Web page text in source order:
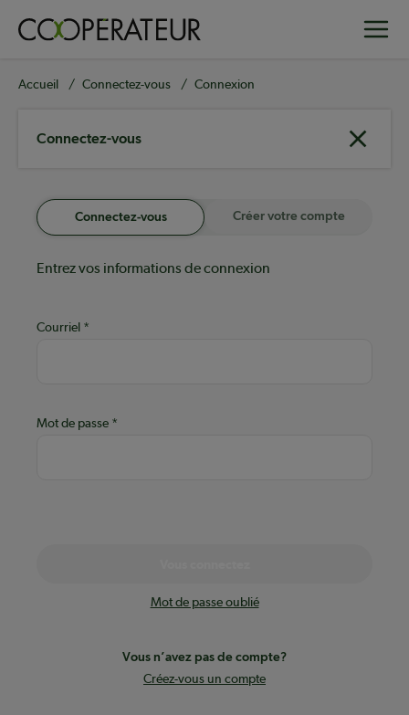
principal
Fil
Accueil Connectez-vous Connexion
Connectez-vous
Connectez-vous Créer votre compte
Entrez vos informations de connexion
Courriel
Mot de passe
Mot de passe oublié
Vous n’avez pas de compte?
Créez-vous un compte